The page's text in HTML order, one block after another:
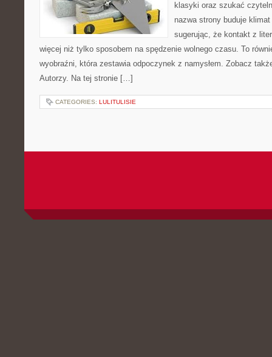
klasyki oraz szukać
nazwa strony buduje
sugerując, że kontakt z
więcej niż tylko sposobem na spędzenie wolnego czasu. To
wyobraźni, która zestawia odpoczynek z namysłem. Zobacz
Autorzy. Na tej stronie […]
CATEGORIES: LULITULISIE